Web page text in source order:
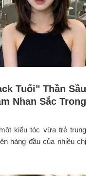
Tuổi" Thần Sầu
Nhan Sắc Trong
kiểu tóc vừa trẻ trung
hàng đầu của nhiều chị